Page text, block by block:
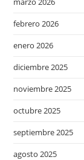
febrero 2026
enero 2026
diciembre 2025
noviembre 2025
octubre 2025
septiembre 2025
agosto 2025